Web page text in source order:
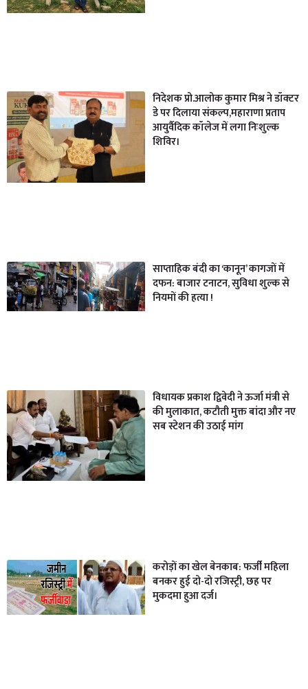
निदेशक प्रो.आलोक कुमार मिश्र ने डॉक्टर
डे पर दिलाया संकल्प,महाराणा प्रताप
आयुर्वैदिक कॉलेज में लगा निःशुल्क
शिविर।
साप्ताहिक बंदी का ‘कानून’ कागजों में
दफन: बाजार टनाटन, सुविधा शुल्क से
नियमों की हत्या !
विधायक प्रकाश द्विवेदी ने ऊर्जा मंत्री से
की मुलाकात, कटौती मुक्त बांदा और नए
सब स्टेशन की उठाई मांग
करोड़ों का खेल बेनकाब: फर्जी महिला
बनकर हुई दो-दो रजिस्ट्री, छह पर
मुकदमा हुआ दर्ज।